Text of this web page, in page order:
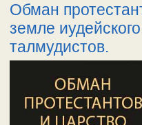
Обман
земле
талмудистов.